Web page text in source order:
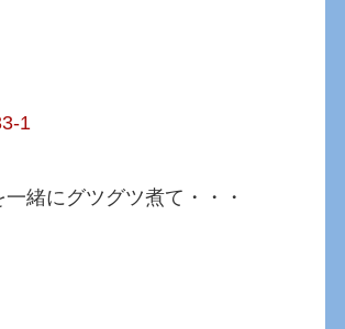
緒にグツグツ煮て・・・